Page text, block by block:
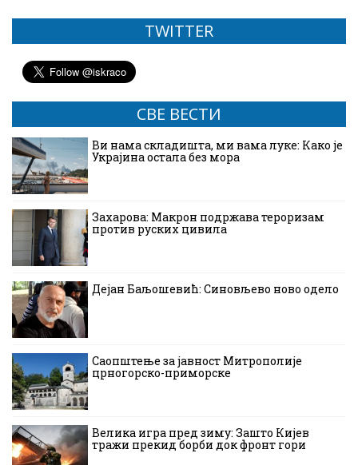
TWITTER
СВЕ ВЕСТИ
Ви нама складишта, ми вама луке: Како је
Украјина остала без мора
Захарова: Макрон подржава тероризам
против руских цивила
Дејан Баљошевић: Синовљево ново одело
Саопштење за јавност Митрополије
црногорско-приморске
Велика игра пред зиму: Зашто Кијев
тражи прекид борби док фронт гори